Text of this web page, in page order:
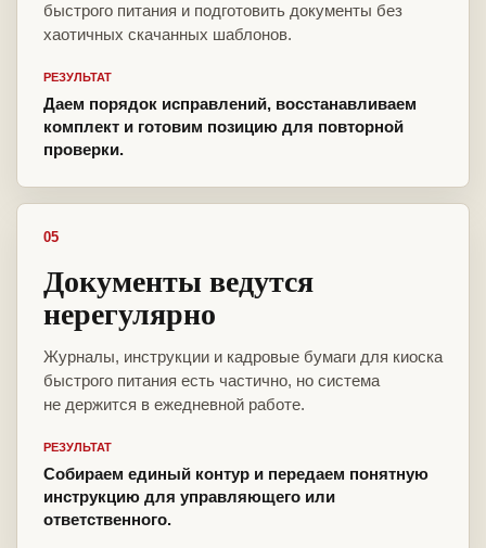
быстрого питания и подготовить документы без
хаотичных скачанных шаблонов.
РЕЗУЛЬТАТ
Даем порядок исправлений, восстанавливаем
комплект и готовим позицию для повторной
проверки.
05
Документы ведутся
нерегулярно
Журналы, инструкции и кадровые бумаги для киоска
быстрого питания есть частично, но система
не держится в ежедневной работе.
РЕЗУЛЬТАТ
Собираем единый контур и передаем понятную
инструкцию для управляющего или
ответственного.